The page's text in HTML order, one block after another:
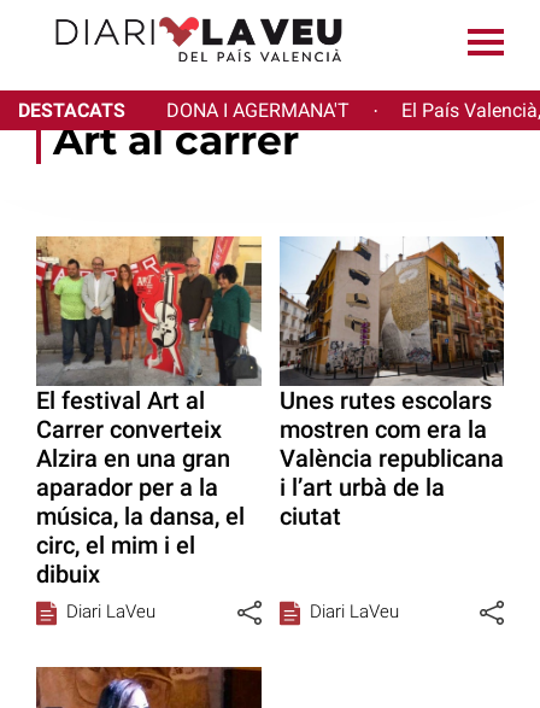
DESTACATS DONA I AGERMANA'T · El País
Art al carrer
El festival Art al
Carrer converteix
Alzira en una gran
aparador per a la
música, la dansa, el
circ, el mim i el
dibuix
Diari LaVeu
Unes rutes escolars
mostren com era la
València republicana
i l’art urbà de la
ciutat
Diari LaVeu